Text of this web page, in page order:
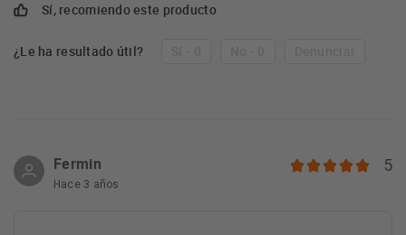
Sí, recomiendo este producto
¿Le ha resultado útil?
Fermin
Hace 3 años
5